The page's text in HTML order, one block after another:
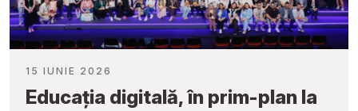
15 IUNIE 2026
Educația digitală, în prim-plan la